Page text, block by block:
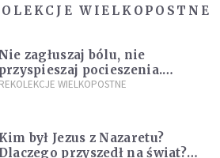
WIELKOPOSTNE
Nie zagłuszaj bólu, nie
przyspieszaj pocieszenia.
Przyjmij ciszę zamiast rzucać się
REKOLEKCJE WIELKOPOSTNE
Kim był Jezus z Nazaretu?
Dlaczego przyszedł na świat?